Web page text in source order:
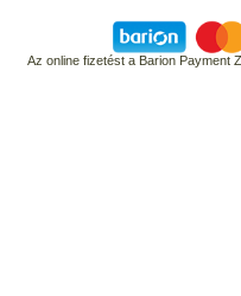
Az online fizetést a Barion Payment